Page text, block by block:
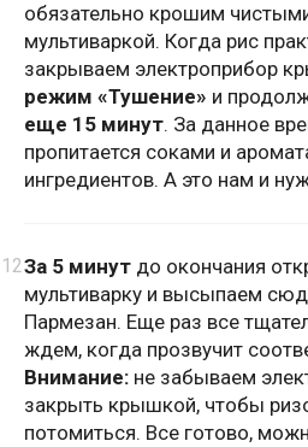
обязательно крошим
мультиваркой. Когда рис
закрываем электроприбор
режим «Тушение» и
еще 15 минут. За данное
пропитается соками и
ингредиентов. А это нам и
За 5 минут до окончания
мультиварку и высыпаем
Пармезан. Еще раз все
ждем, когда прозвучит
Внимание: не забываем
закрыть крышкой, чтобы
потомиться. Все готово,